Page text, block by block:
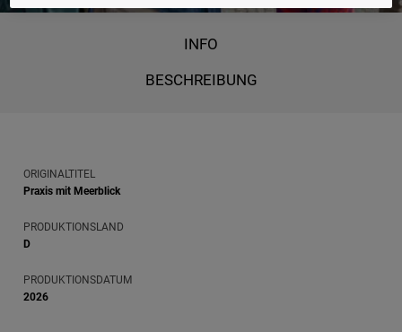
INFO
BESCHREIBUNG
ORIGINALTITEL
Praxis mit Meerblick
PRODUKTIONSLAND
D
PRODUKTIONSDATUM
2026